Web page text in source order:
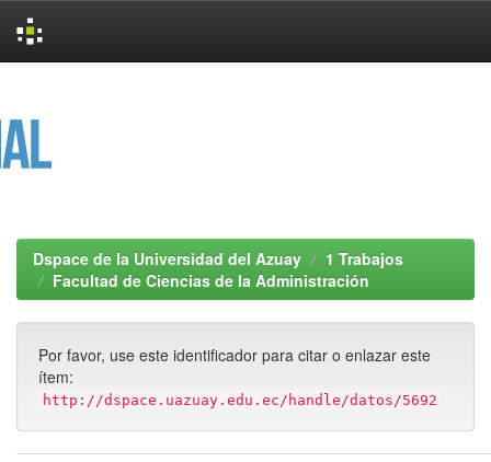
Dspace de la Universidad del Azuay
1 Trabajos
Facultad de Ciencias de la Administración
Por favor, use este identificador para citar o enlazar este
ítem:
http://dspace.uazuay.edu.ec/handle/datos/5692